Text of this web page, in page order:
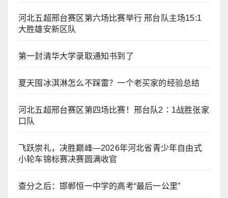
河北五超邢台赛区第六场比赛举行 邢台队主场15:1
大胜雄安新区队
第一封清华大学录取通知书到了
夏天囤冰淇淋怎么不踩雷？一个老买家的经验总结
河北五超邢台赛区第四场比赛！邢台队2∶1战胜张家
口队
飞跃崇礼，决胜巅峰—2026年河北省青少年自由式
小轮车锦标赛决赛圆满收官
查分之后：邯郸恒一中学的高考“最后一公里”